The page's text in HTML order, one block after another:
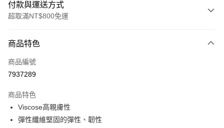
付款與運送方式
超取滿NT$800免運
信用卡一次付款
信用卡分期付款
合作金庫商業銀行
華南商業銀行
上海商業儲蓄銀行
6 期 0 利率 每期
華南商業銀行
超商取貨付款
商品特色
商品編號
7937289
商品特色
Viscose高親膚性
彈性纖維堅固的彈性、韌性